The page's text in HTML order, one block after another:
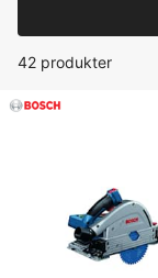
42 produkter